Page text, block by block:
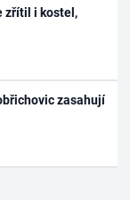
zřítil i kostel,
zasahují